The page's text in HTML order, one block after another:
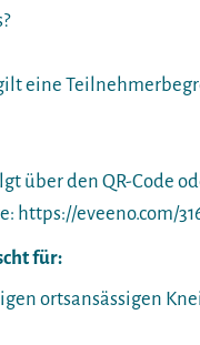
eine
über den QR-Code
https://eveeno.com/
für:
ortsansässigen